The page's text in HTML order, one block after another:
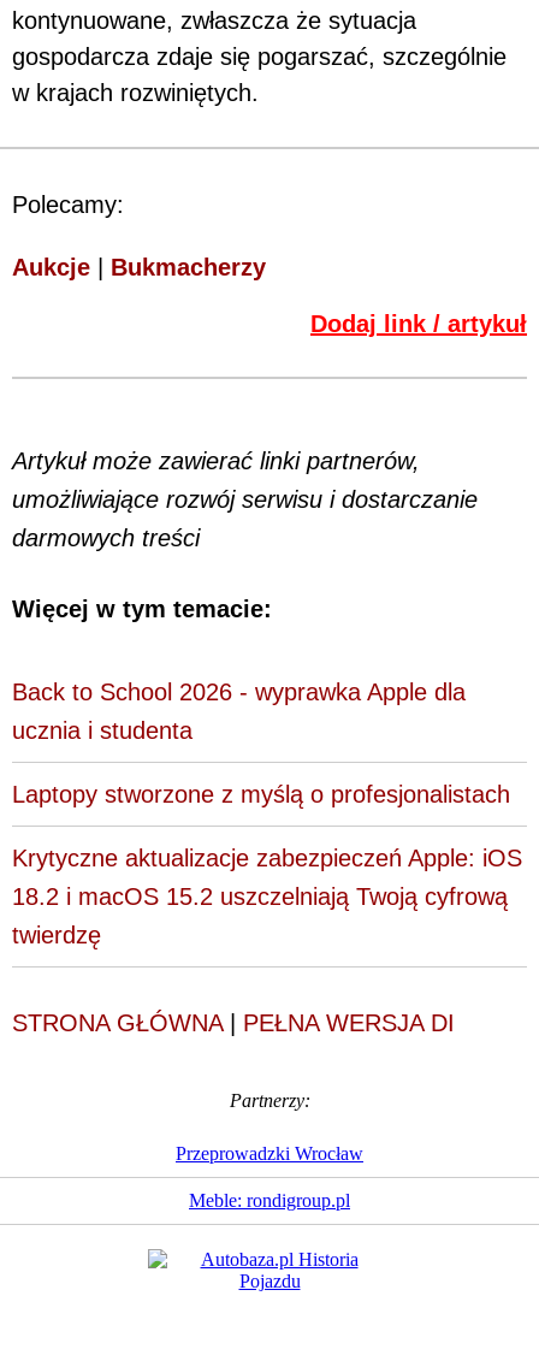
kontynuowane, zwłaszcza że sytuacja
gospodarcza zdaje się pogarszać, szczególnie
w krajach rozwiniętych.
Polecamy:
Aukcje Bukmacherzy
Dodaj link / artykuł
Artykuł może zawierać linki partnerów,
umożliwiające rozwój serwisu i dostarczanie
darmowych treści
Więcej w tym temacie:
Back to School 2026 - wyprawka Apple dla
ucznia i studenta
Laptopy stworzone z myślą o profesjonalistach
Krytyczne aktualizacje zabezpieczeń Apple: iOS
18.2 i macOS 15.2 uszczelniają Twoją cyfrową
twierdzę
STRONA GŁÓWNA| PEŁNA WERSJA DI
Partnerzy:
Przeprowadzki Wrocław
Meble: rondigroup.pl